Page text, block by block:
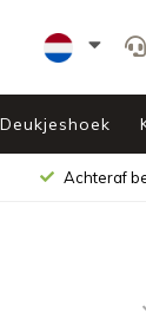
Deukjeshoek
Achteraf